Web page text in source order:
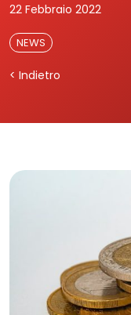
22 Febbraio 2022
NEWS
< Indietro